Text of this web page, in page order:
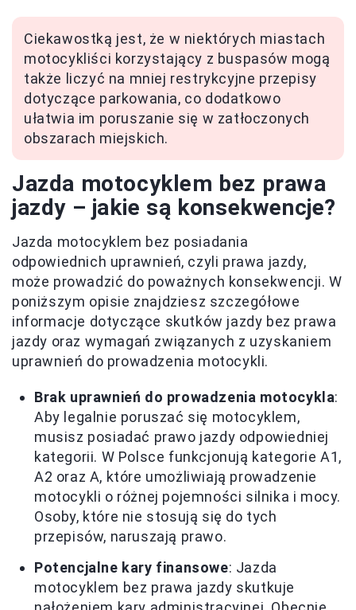
Ciekawostką jest, że w niektórych miastach
motocykliści korzystający z buspasów mogą
także liczyć na mniej restrykcyjne przepisy
dotyczące parkowania, co dodatkowo
ułatwia im poruszanie się w zatłoczonych
obszarach miejskich.
Jazda motocyklem bez prawa
jazdy – jakie są konsekwencje?
Jazda motocyklem bez posiadania
odpowiednich uprawnień, czyli prawa jazdy,
może prowadzić do poważnych konsekwencji. W
poniższym opisie znajdziesz szczegółowe
informacje dotyczące skutków jazdy bez prawa
jazdy oraz wymagań związanych z uzyskaniem
uprawnień do prowadzenia motocykli.
Brak uprawnień do prowadzenia motocykla:
Aby legalnie poruszać się motocyklem,
musisz posiadać prawo jazdy odpowiedniej
kategorii. W Polsce funkcjonują kategorie A1,
A2 oraz A, które umożliwiają prowadzenie
motocykli o różnej pojemności silnika i mocy.
Osoby, które nie stosują się do tych
przepisów, naruszają prawo.
Potencjalne kary finansowe: Jazda
motocyklem bez prawa jazdy skutkuje